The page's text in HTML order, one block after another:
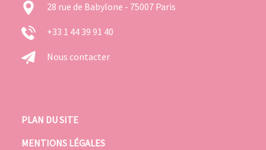
28 rue de Babylone - 75007 Paris
+33 1 44 39 91 40
Nous contacter
PLAN DU SITE
MENTIONS LÉGALES